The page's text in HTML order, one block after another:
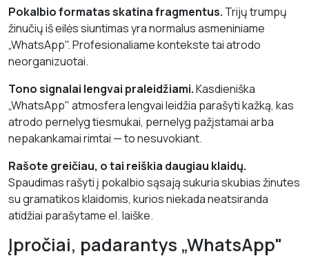
Pokalbio formatas skatina fragmentus. Trijų trumpų
žinučių iš eilės siuntimas yra normalus asmeniniame
„WhatsApp". Profesionaliame kontekste tai atrodo
neorganizuotai.
Tono signalai lengvai praleidžiami.Kasdieniška
„WhatsApp" atmosfera lengvai leidžia parašyti kažką, kas
atrodo pernelyg tiesmukai, pernelyg pažįstamai arba
nepakankamai rimtai — to nesuvokiant.
Rašote greičiau, o tai reiškia daugiau klaidų.
Spaudimas rašyti į pokalbio sąsają sukuria skubias žinutes
su gramatikos klaidomis, kurios niekada neatsiranda
atidžiai parašytame el. laiške.
Įpročiai, padarantys „WhatsApp"